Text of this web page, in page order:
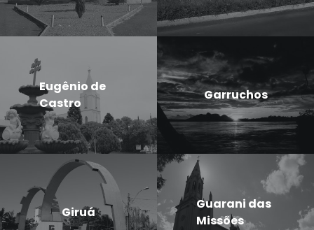
Eugênio de
Castro
Garruchos
Giruá
Guarani das
Missões